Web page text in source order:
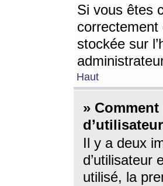
Si vous êtes
correctement
stockée sur
Haut
»
Il y a deux
d’utilisateur
utilisé, la